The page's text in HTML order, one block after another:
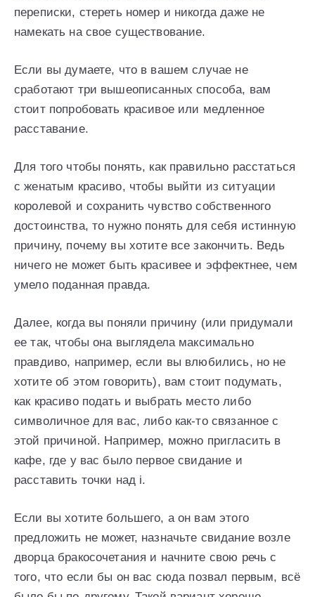
переписки, стереть номер и никогда даже не
намекать на свое существование.
Если вы думаете, что в вашем случае не
сработают три вышеописанных способа, вам
стоит попробовать красивое или медленное
расставание.
Для того чтобы понять, как правильно расстаться
с женатым красиво, чтобы выйти из ситуации
королевой и сохранить чувство собственного
достоинства, то нужно понять для себя истинную
причину, почему вы хотите все закончить. Ведь
ничего не может быть красивее и эффектнее, чем
умело поданная правда.
Далее, когда вы поняли причину (или придумали
ее так, чтобы она выглядела максимально
правдиво, например, если вы влюбились, но не
хотите об этом говорить), вам стоит подумать,
как красиво подать и выбрать место либо
символичное для вас, либо как-то связанное с
этой причиной. Например, можно пригласить в
кафе, где у вас было первое свидание и
расставить точки над i.
Если вы хотите большего, а он вам этого
предложить не может, назначьте свидание возле
дворца бракосочетания и начните свою речь с
того, что если бы он вас сюда позвал первым, всё